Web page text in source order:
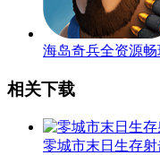
海岛奇兵全资源畅
相关下载
零城市末日生存射